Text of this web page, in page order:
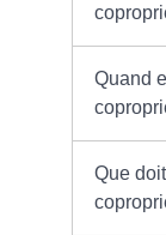
Quand
Que